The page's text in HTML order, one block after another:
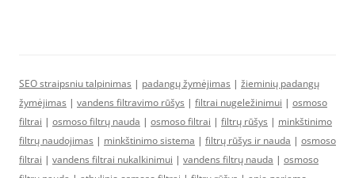
SEO straipsniu talpinimas | padangų žymėjimas | žieminių padangų
žymėjimas | vandens filtravimo rūšys | filtrai nugeležinimui | osmoso
filtrai | osmoso filtrų nauda | osmoso filtrai | filtrų rūšys | minkštinimo
filtrų naudojimas | minkštinimo sistema | filtrų rūšys ir nauda | osmoso
filtrai | vandens filtrai nukalkinimui | vandens filtrų nauda | osmoso